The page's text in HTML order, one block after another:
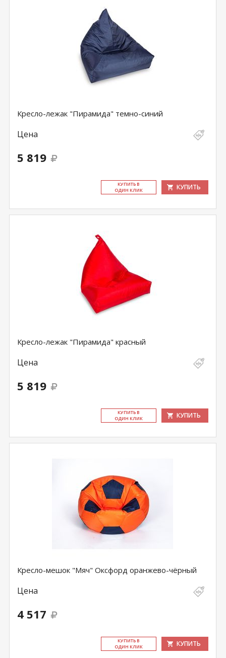
Кресло-лежак "Пирамида" темно-синий
Цена
5 819
КУ­ПИТЬ В
ОДИН КЛИК
КУПИТЬ
Кресло-лежак "Пирамида" красный
Цена
5 819
КУ­ПИТЬ В
ОДИН КЛИК
КУПИТЬ
Кресло-мешок "Мяч" Оксфорд оранжево-чёрный
Цена
4 517
КУ­ПИТЬ В
ОДИН КЛИК
КУПИТЬ